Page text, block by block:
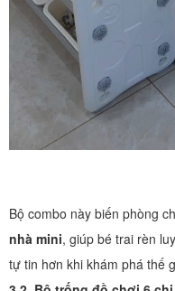
Bộ combo này biến phòng
nhà mini, giúp bé trai rèn
tự tin hơn khi khám phá thế